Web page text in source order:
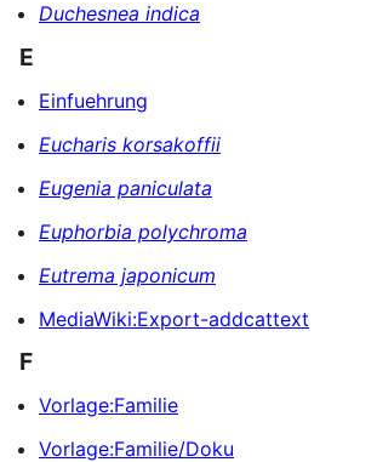
Duchesnea indica
E
Einfuehrung
Eucharis korsakoffii
Eugenia paniculata
Euphorbia polychroma
Eutrema japonicum
MediaWiki:Export-addcattext
F
Vorlage:Familie
Vorlage:Familie/Doku